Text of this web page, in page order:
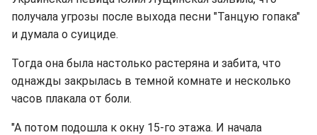
получала угрозы после выхода песни "Танцую гопака"
и думала о суициде.
Тогда она была настолько растеряна и забита, что
однажды закрылась в темной комнате и несколько
часов плакала от боли.
"А потом подошла к окну 15-го этажа. И начала